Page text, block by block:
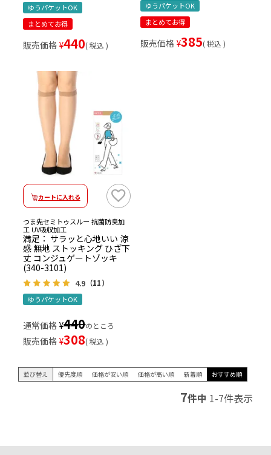
ゆうパケットOK
まとめてお得
販売価格 ¥440 税込
ゆうパケットOK
まとめてお得
販売価格 ¥385 税込
カートに入れる
つま先セミトゥスルー 抗菌防臭加
工 UV吸収加工
満足： サラッと心地いい 涼
感 無地 ストッキング ひざ下
丈 コンジュゲートゾッキ
(340-3101)
4.9 （11）
ゆうパケットOK
通常価格 ¥440のところ
販売価格 ¥308 税込
並び替え 優先度順 価格が安い順 価格が高い順 新着順 おすすめ順
7件中 1-7件表示